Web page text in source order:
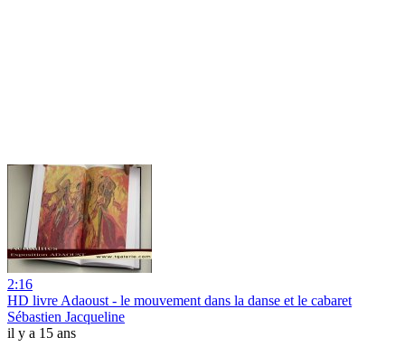
2:16
HD livre Adaoust - le mouvement dans la danse et le cabaret
Sébastien Jacqueline
il y a 15 ans